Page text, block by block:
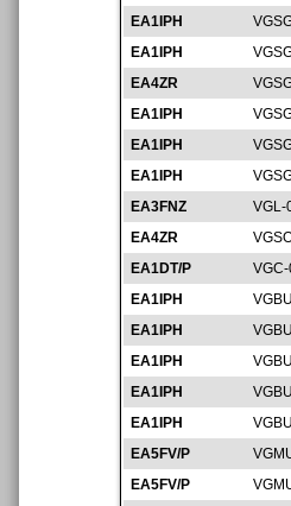
EA1IPH
EA1IPH
EA4ZR
EA1IPH
EA1IPH
EA1IPH
EA3FNZ
VGL-
EA4ZR
EA1DT/P
EA1IPH
EA1IPH
EA1IPH
EA1IPH
EA1IPH
EA5FV/P
EA5FV/P